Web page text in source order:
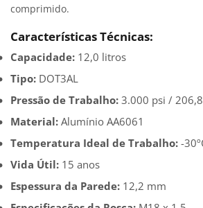
comprimido.
Características Técnicas:
Capacidade: 12,0 litros
Tipo: DOT3AL
Pressão de Trabalho: 3.000 psi /
Material: Alumínio AA6061
Temperatura Ideal de Trabalho: -
Vida Útil: 15 anos
Espessura da Parede: 12,2 mm